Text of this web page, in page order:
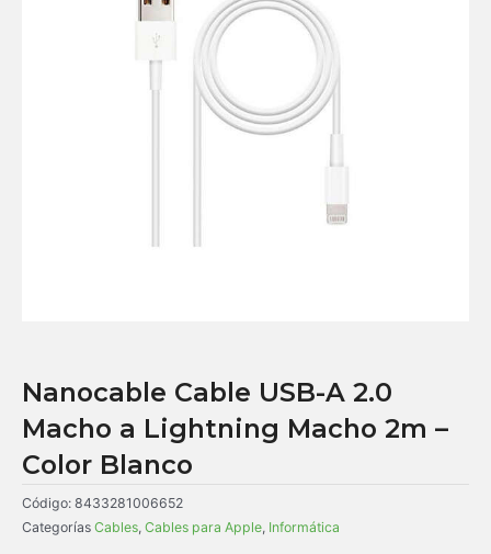
Nanocable Cable USB-A 2.0
Macho a Lightning Macho 2m –
Color Blanco
Código: 8433281006652
Categorías Cables, Cables para Apple, Informática